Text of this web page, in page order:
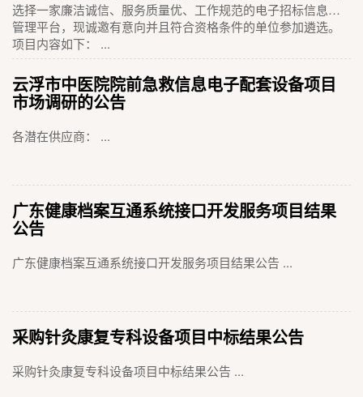
选择一家廉洁诚信、服务质量优、工作规范的电子招标信息化
管理平台，现诚邀有意向并且符合资格条件的单位参加遴选。
项目内容如下： ...
云浮市中医院院前急救信息电子配套设备项目
市场调研的公告
各潜在供应商： ...
广东健康档案互通系统接口开发服务项目结果
公告
广东健康档案互通系统接口开发服务项目结果公告 ...
采购针灸康复专科设备项目中标结果公告
采购针灸康复专科设备项目中标结果公告 ...